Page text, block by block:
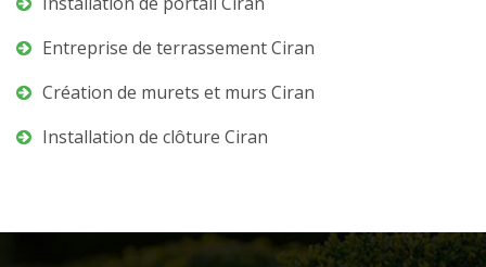
Entreprise de terrassement Ciran
Création de murets et murs Ciran
Installation de clôture Ciran